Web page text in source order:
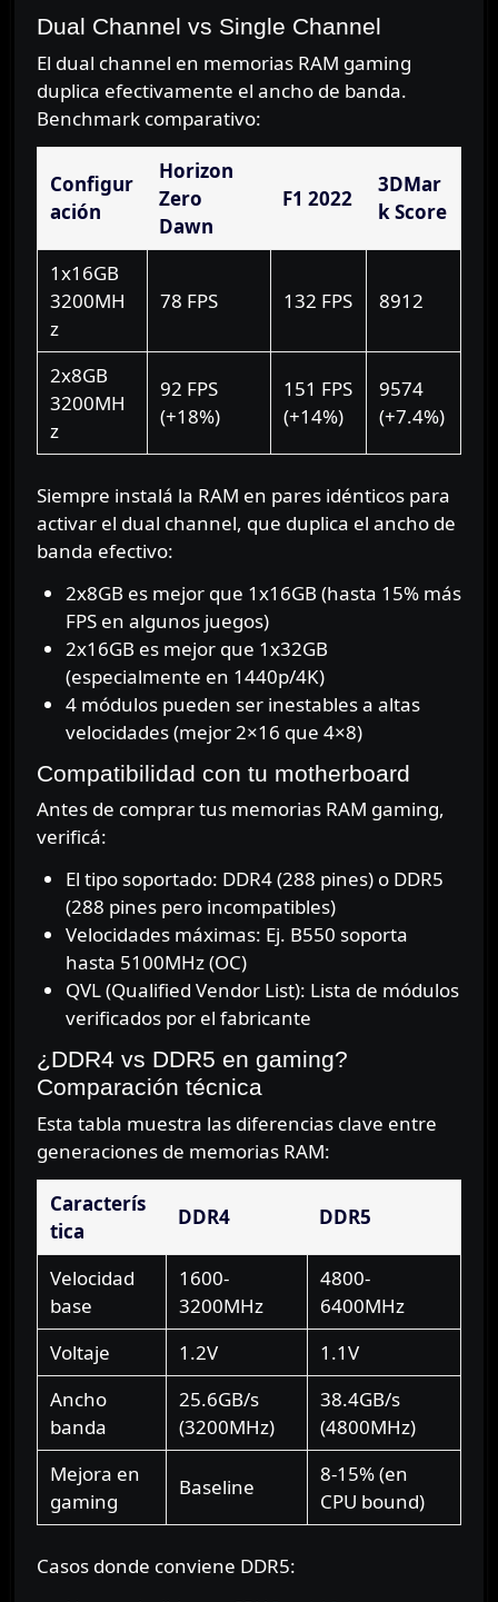
Dual Channel vs Single Channel
El dual channel en memorias RAM gaming
duplica efectivamente el ancho de banda.
Benchmark comparativo:
Configur
ación
Horizon
Zero
Dawn
F1 2022
3DMar
k Score
1x16GB
3200MH
z
78 FPS 132 FPS 8912
2x8GB
3200MH
z
92 FPS
(+18%)
151 FPS
(+14%)
9574
(+7.4%)
Siempre instalá la RAM en pares idénticos para
activar el dual channel, que duplica el ancho de
banda efectivo:
2x8GB es mejor que 1x16GB (hasta 15% más
FPS en algunos juegos)
2x16GB es mejor que 1x32GB
(especialmente en 1440p/4K)
4 módulos pueden ser inestables a altas
velocidades (mejor 2×16 que 4×8)
Compatibilidad con tu motherboard
Antes de comprar tus memorias RAM gaming,
verificá:
El tipo soportado: DDR4 (288 pines) o DDR5
(288 pines pero incompatibles)
Velocidades máximas: Ej. B550 soporta
hasta 5100MHz (OC)
QVL (Qualified Vendor List): Lista de módulos
verificados por el fabricante
¿DDR4 vs DDR5 en gaming?
Comparación técnica
Esta tabla muestra las diferencias clave entre
generaciones de memorias RAM:
Caracterís
tica
DDR4 DDR5
Velocidad
base
1600-
3200MHz
4800-
6400MHz
Voltaje
1.2V
1.1V
Ancho
banda
25.6GB/s
(3200MHz)
38.4GB/s
(4800MHz)
Mejora en
gaming
Baseline
8-15% (en
CPU bound)
Casos donde conviene DDR5: